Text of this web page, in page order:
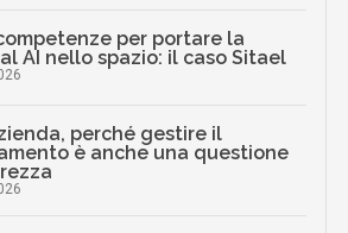
per portare la
AI nello spazio: il caso Sitael
perché gestire il
è anche una questione